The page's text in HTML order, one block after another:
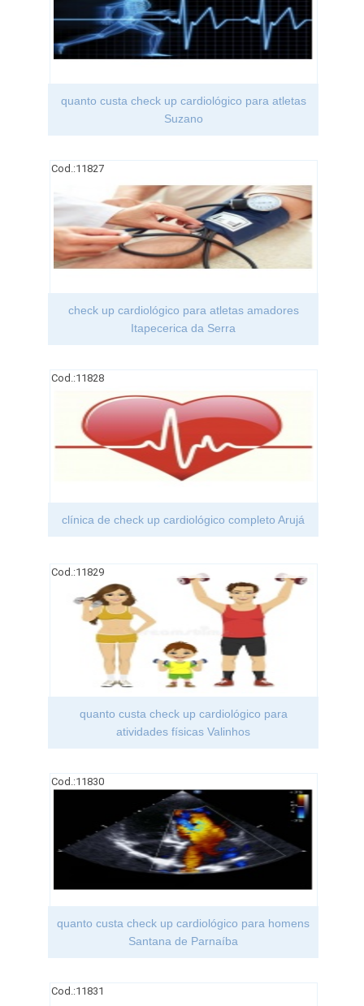
quanto custa check up cardiológico para atletas
Suzano
Cod.:11827
check up cardiológico para atletas amadores
Itapecerica da Serra
Cod.:11828
clínica de check up cardiológico completo Arujá
Cod.:11829
quanto custa check up cardiológico para
atividades físicas Valinhos
Cod.:11830
quanto custa check up cardiológico para homens
Santana de Parnaíba
Cod.:11831